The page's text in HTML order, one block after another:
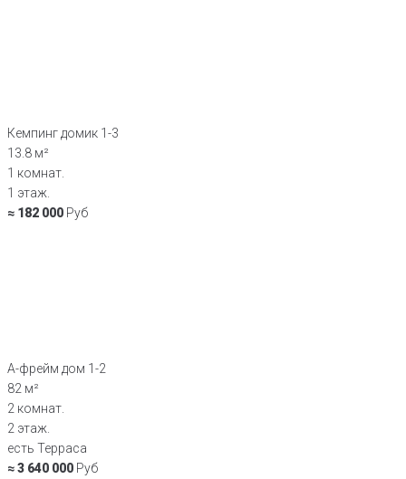
Кемпинг домик 1-3
13.8 м²
1 комнат.
1 этаж.
≈ 182 000 Руб
А-фрейм дом 1-2
82 м²
2 комнат.
2 этаж.
есть Терраса
≈ 3 640 000 Руб